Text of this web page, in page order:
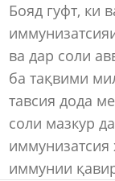
Бояд гуфт, ки
ва дар соли
ба тақвими
тавсия дода
соли мазкур
иммунизатсия
иммунии